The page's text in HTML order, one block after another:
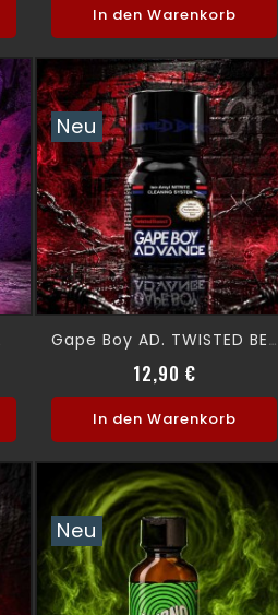
In den Warenkorb
Neu
Gape Boy AD. TWISTED BEAST 10ml
12,90 €Preis
In den Warenkorb
Neu